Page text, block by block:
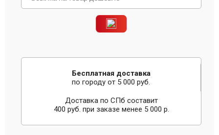
Бесплатная доставка
по городу от 5 000 руб.
Доставка по СПб составит
400 руб. при заказе менее 5 000 р.